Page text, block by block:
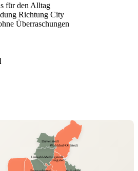
für den Alltag
Richtung City
Überraschungen
Lemsahl-Mellingstedt
Duvenstedt
Wohldorf-Ohlstedt
Bergstedt